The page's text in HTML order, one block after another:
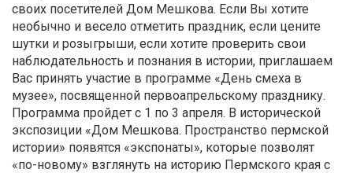
своих посетителей Дом Мешкова. Если Вы хотите
необычно и весело отметить праздник, если цените
шутки и розыгрыши, если хотите проверить свои
наблюдательность и познания в истории, приглашаем
Вас принять участие в программе «День смеха в
музее», посвященной первоапрельскому празднику.
Программа пройдет с 1 по 3 апреля. В исторической
экспозиции «Дом Мешкова. Пространство пермской
истории» появятся «экспонаты», которые позволят
«по-новому» взглянуть на историю Пермского края с